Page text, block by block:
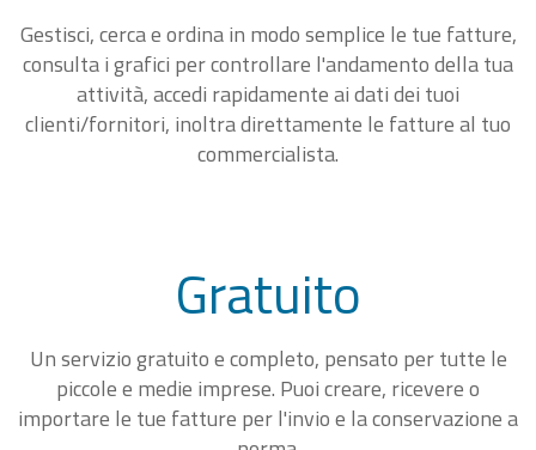
Gestisci, cerca e ordina in modo semplice le tue fatture,
consulta i grafici per controllare l'andamento della tua
attività, accedi rapidamente ai dati dei tuoi
clienti/fornitori, inoltra direttamente le fatture al tuo
commercialista.
Gratuito
Un servizio gratuito e completo, pensato per tutte le
piccole e medie imprese. Puoi creare, ricevere o
importare le tue fatture per l'invio e la conservazione a